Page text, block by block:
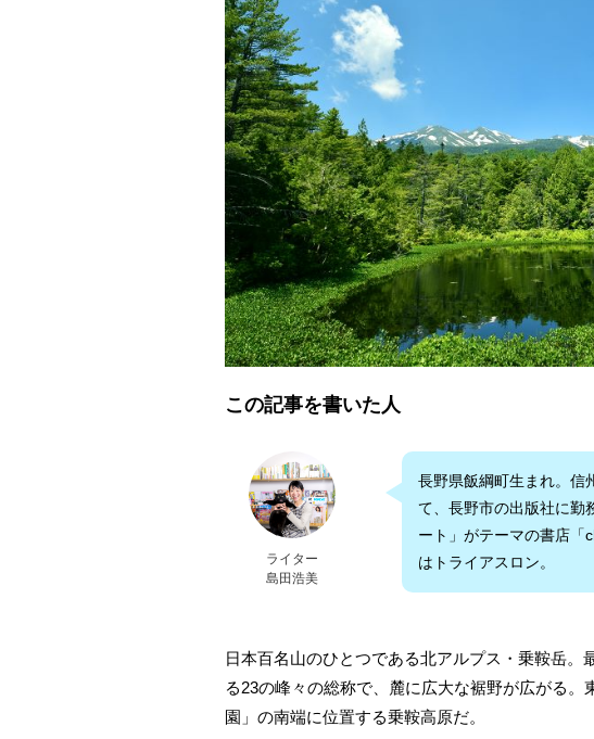
この記事を書いた人
ライター
島田浩美
長野県飯綱町生まれ。信
て、長野市の出版社に勤
ート」がテーマの書店「
はトライアスロン。
日本百名山のひとつである北アルプス・乗鞍岳。
る23の峰々の総称で、麓に広大な裾野が広がる
園」の南端に位置する乗鞍高原だ。